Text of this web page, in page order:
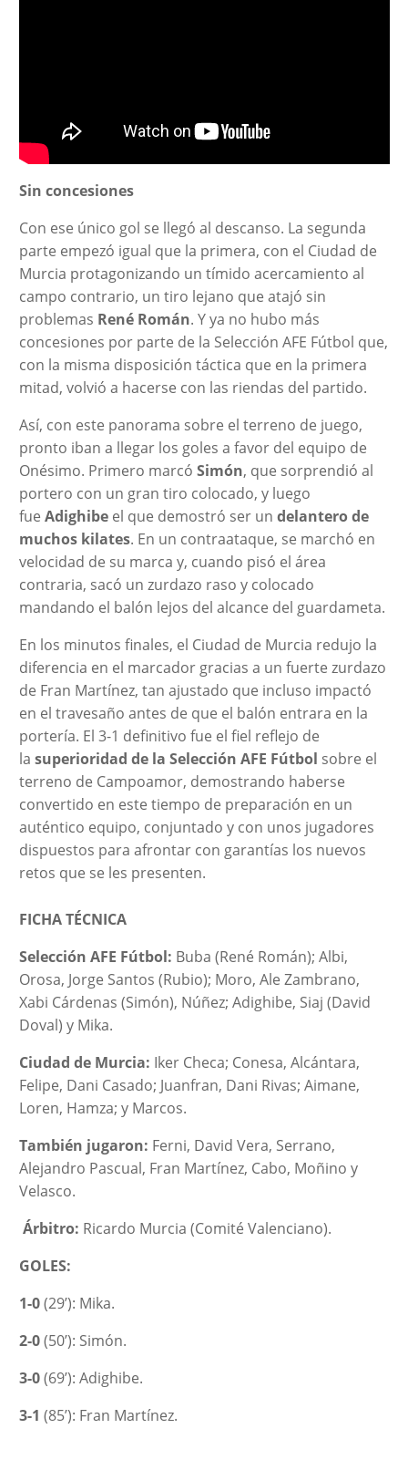
Sin concesiones
Con ese único gol se llegó al descanso. La segunda
parte empezó igual que la primera, con el Ciudad de
Murcia protagonizando un tímido acercamiento al
campo contrario, un tiro lejano que atajó sin
problemas René Román. Y ya no hubo más
concesiones por parte de la Selección AFE Fútbol que,
con la misma disposición táctica que en la primera
mitad, volvió a hacerse con las riendas del partido.
Así, con este panorama sobre el terreno de juego,
pronto iban a llegar los goles a favor del equipo de
Onésimo. Primero marcó Simón, que sorprendió al
portero con un gran tiro colocado, y luego
fue Adighibeel que demostró ser un delantero de
muchos kilates. En un contraataque, se marchó en
velocidad de su marca y, cuando pisó el área
contraria, sacó un zurdazo raso y colocado
mandando el balón lejos del alcance del guardameta.
En los minutos finales, el Ciudad de Murcia redujo la
diferencia en el marcador gracias a un fuerte zurdazo
de Fran Martínez, tan ajustado que incluso impactó
en el travesaño antes de que el balón entrara en la
portería. El 3-1 definitivo fue el fiel reflejo de
la superioridad de la Selección AFE Fútbol sobre el
terreno de Campoamor, demostrando haberse
convertido en este tiempo de preparación en un
auténtico equipo, conjuntado y con unos jugadores
dispuestos para afrontar con garantías los nuevos
retos que se les presenten.
FICHA TÉCNICA
Selección AFE Fútbol: Buba (René Román); Albi,
Orosa, Jorge Santos (Rubio); Moro, Ale Zambrano,
Xabi Cárdenas (Simón), Núñez; Adighibe, Siaj (David
Doval) y Mika.
Ciudad de Murcia: Iker Checa; Conesa, Alcántara,
Felipe, Dani Casado; Juanfran, Dani Rivas; Aimane,
Loren, Hamza; y Marcos.
También jugaron: Ferni, David Vera, Serrano,
Alejandro Pascual, Fran Martínez, Cabo, Moñino y
Velasco.
Árbitro: Ricardo Murcia (Comité Valenciano).
GOLES:
1-0(29’): Mika.
2-0(50’): Simón.
3-0(69’): Adighibe.
3-1 (85’): Fran Martínez.